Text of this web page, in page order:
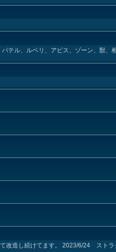
テル、ルベリ、アビス、ゾーン、獣、
改造し続けてます。 2023/6/24 スト